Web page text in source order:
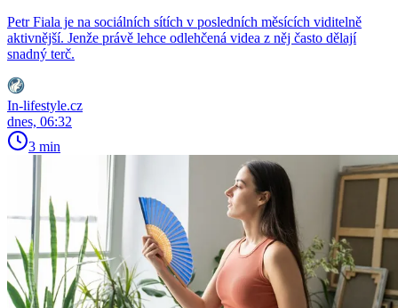
Petr Fiala je na sociálních sítích v posledních měsících viditelně
aktivnější. Jenže právě lehce odlehčená videa z něj často dělají
snadný terč.
In-lifestyle.cz
dnes, 06:32
3 min